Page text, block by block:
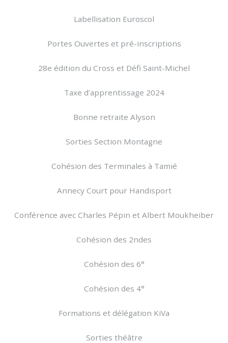
Labellisation Euroscol
Portes Ouvertes et pré-inscriptions
28e édition du Cross et Défi Saint-Michel
Taxe d'apprentissage 2024
Bonne retraite Alyson
Sorties Section Montagne
Cohésion des Terminales à Tamié
Annecy Court pour Handisport
Conférence avec Charles Pépin et Albert Moukheiber
Cohésion des 2ndes
Cohésion des 6°
Cohésion des 4°
Formations et délégation KiVa
Sorties théâtre